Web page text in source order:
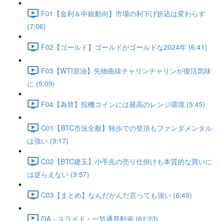
F01【金利＆中銀動向】市場の利下げ折込は変わらず
(7:06)
F02【ゴールド】ゴールドがゴールドな2024年 (6:41)
F03【WTI原油】先物曲線チャリンチャリンが復活気味
に (5:09)
F04【為替】投機コインには最高のレンジ環境 (5:45)
C01【BTC市況全般】独歩での登頂もファンダメンタル
は強い (9:17)
C02【BTC建玉】小手先の売り仕掛けも本質的な買いに
は逆らえない (9:57)
C03【まとめ】なんだかんだ言っても強い (6:49)
QA・スライド・一気通貫動画 (61:23)